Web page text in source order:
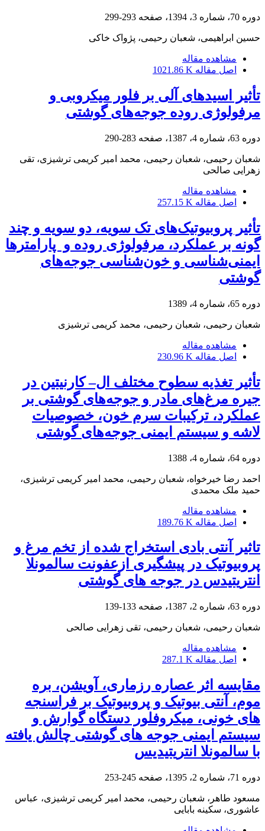
دوره 70، شماره 3، 1394، صفحه 293-299
حسین ابراهیمی، شعبان رحیمی، پژواک خاکی
مشاهده مقاله
اصل مقاله 1021.86 K
تأثیر اسیدهای آلی بر فلور میکروبی و
مرفولوژی روده جوجه‌های گوشتی
دوره 63، شماره 4، 1387، صفحه 283-290
شعبان رحیمی، شعبان رحیمی، محمد امیر کریمی ترشیزی، تقی
زهرایی صالحی
مشاهده مقاله
اصل مقاله 257.15 K
تأثیر پروبیوتیک‌های تک سویه، دو سویه و چند
گونه بر عملکرد، مرفولوژی روده و ‌ پارامتر‌ها
ایمنی‌شناسی و خون‌شناسی جوجه‌های
گوشتی
دوره 65، شماره 4، 1389
شعبان رحیمی، شعبان رحیمی، محمد کریمی ترشیزی
مشاهده مقاله
اصل مقاله 230.96 K
تأثیر تغذیه سطوح مختلف ال– کارنیتین در
جیره مرغ‌های مادر و جوجه‌های گوشتی بر
عملکرد، ترکیبات سرم خون، خصوصیات
لاشه و سیستم ایمنی جوجه‌های گوشتی
دوره 64، شماره 4، 1388
احمد رضا خیرخواه، شعبان رحیمی، محمد امیر کریمی ترشیزی،
حمید ملک محمدی
مشاهده مقاله
اصل مقاله 189.76 K
تاثیر آنتی بادی استخراج شده از تخم مرغ و
پروبیوتیک در پیشگیری ازعفونت سالمونلا
انتریتیدس در جوجه های گوشتی
دوره 63، شماره 2، 1387، صفحه 133-139
شعبان رحیمی، شعبان رحیمی، تقی زهرایی صالحی
مشاهده مقاله
اصل مقاله 287.1 K
مقایسه اثر عصاره رزماری، آویشن، بره
موم، آنتی بیوتیک و پروبیوتیک بر فراسنجه
های خونی، میکروفلور دستگاه گوارش و
سیستم ایمنی جوجه های گوشتی چالش یافته
با سالمونلا انتریتیدیس
دوره 71، شماره 2، 1395، صفحه 245-253
مسعود طاهر، شعبان رحیمی، محمد امیر کریمی ترشیزی، عباس
عاشوری، سکینه بابایی